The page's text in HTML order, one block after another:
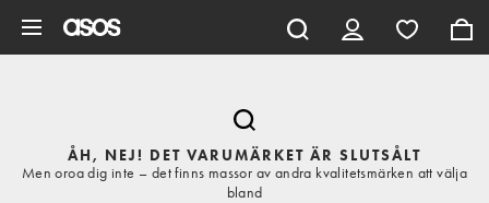
ÅH, NEJ! DET VARUMÄRKET ÄR SLUTSÅLT
Men oroa dig inte – det finns massor av andra kvalitetsmärken att välja
bland